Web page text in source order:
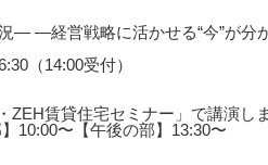
― ―経営戦略に活かせる“今”が分
（14:00受付）
賃貸住宅セミナー」で講演しま
10:00〜【午後の部】13:30〜